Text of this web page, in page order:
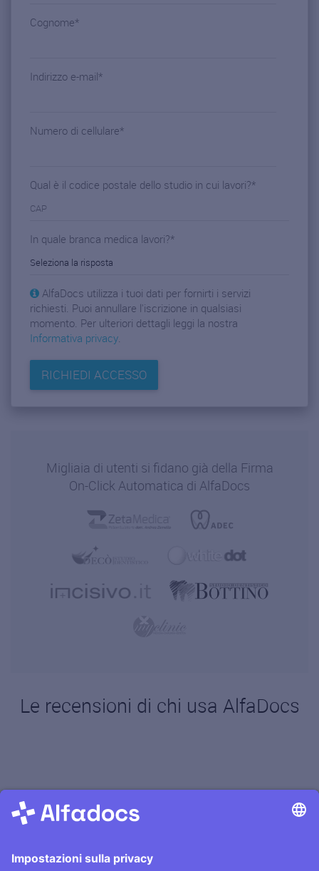
Cognome*
Indirizzo e-mail*
Numero di cellulare*
Qual è il codice postale dello studio in cui lavori?*
In quale branca medica lavori?*
AlfaDocs utilizza i tuoi dati per fornirti i servizi
richiesti. Puoi annullare l'iscrizione in qualsiasi
momento. Per ulteriori dettagli leggi la nostra
Informativa privacy.
Migliaia di utenti si fidano già della Firma
On-Click Automatica di AlfaDocs
Le recensioni di chi usa AlfaDocs